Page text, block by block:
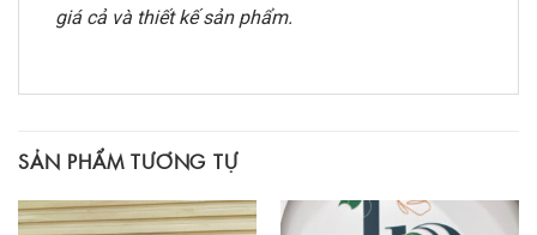
giá cả và thiết kế sản phẩm.
SẢN PHẨM TƯƠNG TỰ